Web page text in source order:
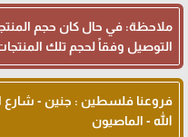
ملاحظة: في حال كان حجم
التوصيل وفقاً لحجم تلك
فروعنا فلسطين : جنين - شارع
الله - الماصيون